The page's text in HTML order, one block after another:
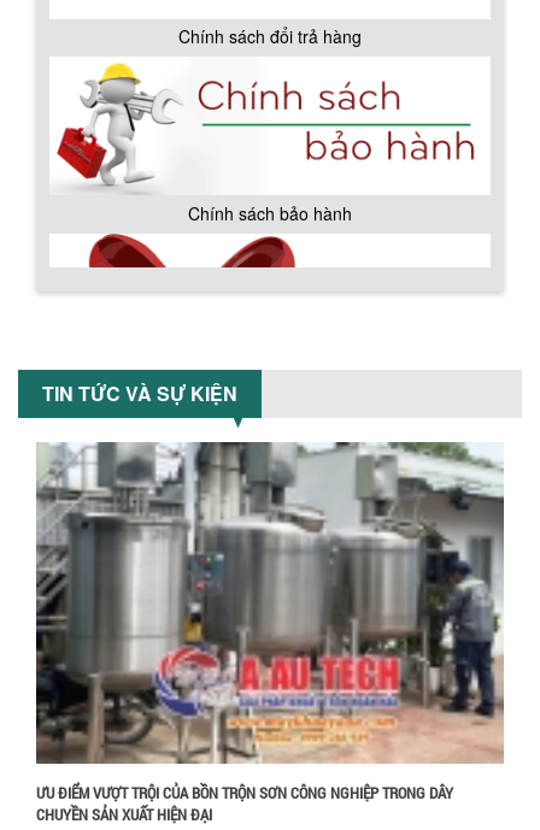
Chính sách đổi trả hàng
Chính sách bảo hành
Chính sách giao hàng
TIN TỨC VÀ SỰ KIỆN
ƯU ĐIỂM VƯỢT TRỘI CỦA BỒN TRỘN SƠN CÔNG NGHIỆP TRONG DÂY
CHUYỀN SẢN XUẤT HIỆN ĐẠI
VÌ SAO DOANH NGHIỆP NÊN CHỌN MÁY
Khám phá lý do doanh nghiệp nên
chọn máy nghiền màu sơn Á Âu: hiệu
suất cao, kiểm soát nhiệt tốt, tiết kiệm
ƯU ĐÃI ĐẶC BIỆT: GIÁ MÁY KHUẤY SƠN
CÔNG NGHIỆP GIẢM SỐC
Ưu đãi đặc biệt: Giá máy khuấy sơn
công nghiệp giảm sốc lên đến 20%.
SƠN CÔNG NGHIỆP HIỆN ĐẠI
nghiệp giúp doanh nghiệp tiết kiệm
nguyên liệu, nhân công và chi phí vận
hành. Giải...
NHỮNG TIÊU CHÍ QUAN TRỌNG KHI LỰA
CHỌN MÁY KHUẤY TRỘN HÓA CHẤT CHO
NHÀ MÁY
Khám phá những tiêu chí quan trọng
giúp doanh nghiệp lựa chọn máy khuấy
trộn hóa chất phù hợp. Từ máy khuấy
hóa...
NHỮNG YẾU TỐ QUYẾT ĐỊNH KHI CHỌN
BỒN KHUẤY SƠN: VẬT LIỆU, DUNG TÍCH VÀ
CÔNG SUẤT KHUẤY
Khám phá các yếu tố quan trọng khi
chọn bồn khuấy sơn: Vật liệu, dung tích
và công suất khuấy. Giải pháp tối...